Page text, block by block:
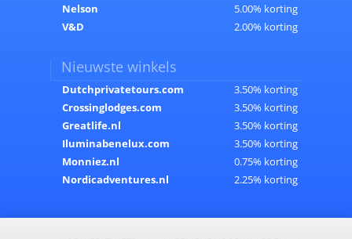
Nelson
5.00% korting
V&D
2.00% korting
Nieuwste winkels
Dutchprivatetours.com
3.50% korting
Crossinglodges.com
3.50% korting
Greatlife.nl
3.50% korting
Iluminabenelux.com
3.50% korting
Monniez.nl
0.75% korting
Nordicadventures.nl
2.25% korting